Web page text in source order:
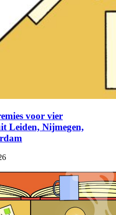
voor vier
Leiden, Nijmegen,